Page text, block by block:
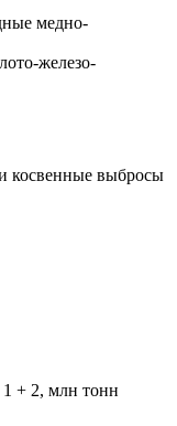
медно-
железо-
косвенные выбросы
+ 2, млн тонн